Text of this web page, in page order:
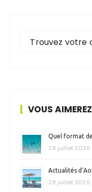
Trouvez votre
VOUS
Quel format
28 juillet 2026
Actualités
28 juillet 2026